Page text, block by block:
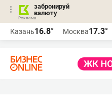
забронируй
валюту
Казань16.8° Москва17.3°